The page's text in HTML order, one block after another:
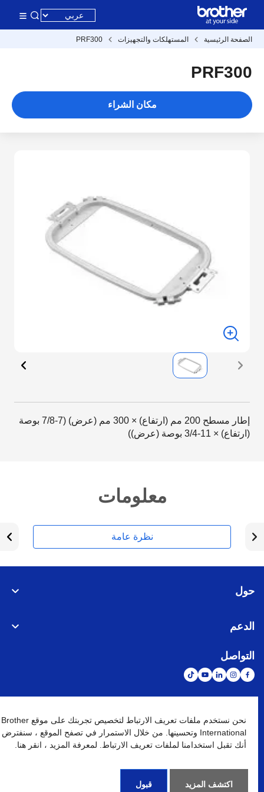
الصفحة الرئيسية المستهلكات والتجهيزات PRF300
PRF300
مكان الشراء
إطار مسطح 200 مم (ارتفاع) × 300 مم (عرض) (7-7/8 بوصة
(ارتفاع) × 11-3/4 بوصة (عرض))
معلومات
نظرة عامة
حول
الدعم
التواصل
الشبكة العالمية
نهج الخصوصية شروط الإستخدام خريطة الموقع الإنتقال إلى الموقع العالمي
كافة الحقوق محفوظة. BROTHER INTERNATIONAL (GULF) FZE
2026
نحن نستخدم ملفات تعريف الارتباط لتخصيص تجربتك على موقع Brother
International وتحسينها. من خلال الاستمرار في تصفح الموقع ، سنفترض
أنك تقبل استخدامنا لملفات تعريف الارتباط. لمعرفة المزيد ، انقر هنا.
اكتشف المزيد قبول